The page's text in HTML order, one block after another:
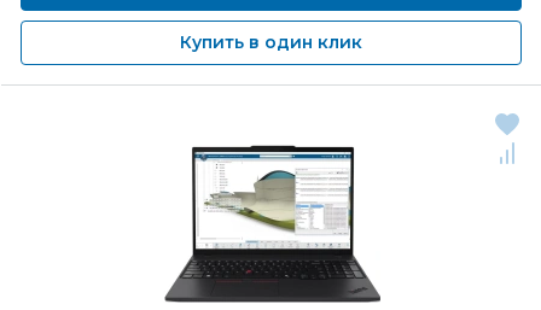
Купить в один клик